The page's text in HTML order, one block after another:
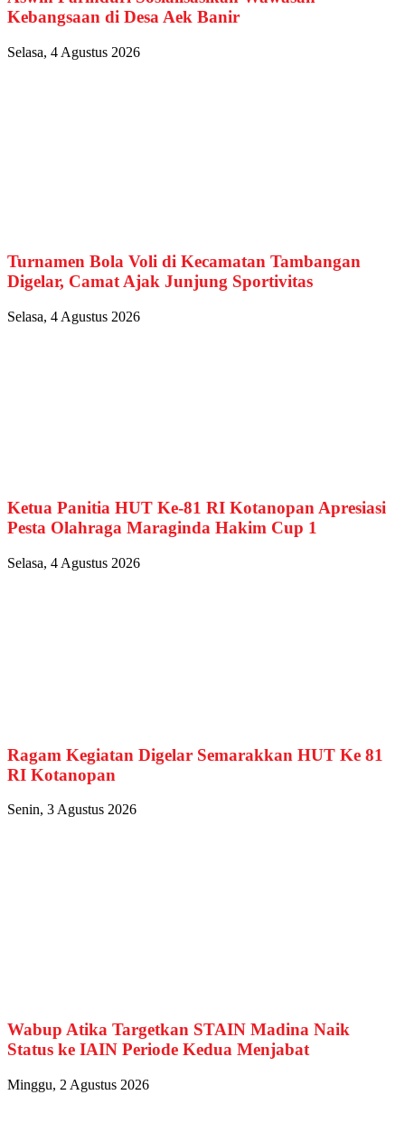
Kebangsaan di Desa Aek Banir
Selasa, 4 Agustus 2026
Turnamen Bola Voli di Kecamatan Tambangan
Digelar, Camat Ajak Junjung Sportivitas
Selasa, 4 Agustus 2026
Ketua Panitia HUT Ke-81 RI Kotanopan Apresiasi
Pesta Olahraga Maraginda Hakim Cup 1
Selasa, 4 Agustus 2026
Ragam Kegiatan Digelar Semarakkan HUT Ke 81
RI Kotanopan
Senin, 3 Agustus 2026
Wabup Atika Targetkan STAIN Madina Naik
Status ke IAIN Periode Kedua Menjabat
Minggu, 2 Agustus 2026